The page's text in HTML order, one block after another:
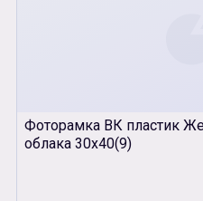
Фоторамка ВК пластик
облака 30х40(9)